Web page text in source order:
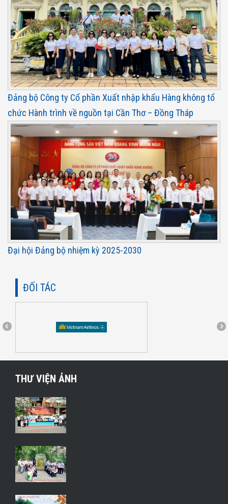
Đảng bộ Công ty Cổ phần Xuất nhập khẩu Hàng không tổ
chức Hành trình về nguồn tại Cần Thơ – Đồng Tháp
Đại hội Đảng bộ nhiệm kỳ 2025-2030
ĐỐI TÁC
THƯ VIỆN ẢNH